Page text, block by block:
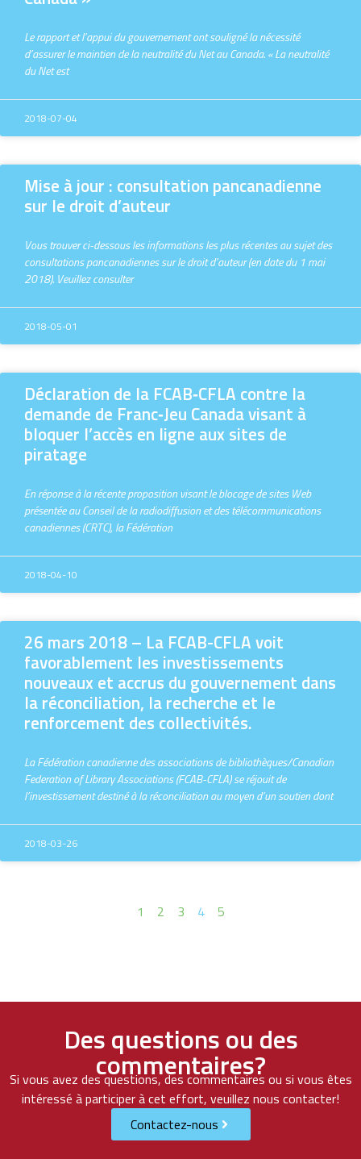
Le rapport et l’appui du gouvernement ont souligné la nécessité
d’assurer le maintien de la neutralité du Net au Canada. « La neutralité
du Net est
2018-07-04
Mise à jour : consultation pancanadienne
sur le droit d’auteur
Vous trouver ci-dessous les informations les plus récentes au sujet des
consultations pancanadiennes sur le droit d’auteur (en date du 1 mai
2018). Veuillez consulter
2018-05-01
Déclaration de la FCAB‑CFLA contre la
demande de Franc‑Jeu Canada visant à
bloquer l’accès en ligne aux sites de
piratage
En réponse à la récente proposition visant le blocage de sites Web
présentée au Conseil de la radiodiffusion et des télécommunications
canadiennes (CRTC), la Fédération
2018-04-10
26 mars 2018 – La FCAB-CFLA voit
favorablement les investissements
nouveaux et accrus du gouvernement dans
la réconciliation, la recherche et le
renforcement des collectivités.
La Fédération canadienne des associations de bibliothèques/Canadian
Federation of Library Associations (FCAB-CFLA) se réjouit de
l’investissement destiné à la réconciliation au moyen d’un soutien dont
2018-03-26
1 2 3 4 5
Des questions ou des
commentaires?
Si vous avez des questions, des commentaires ou si vous êtes
intéressé à participer à cet effort, veuillez nous contacter!
Contactez-nous